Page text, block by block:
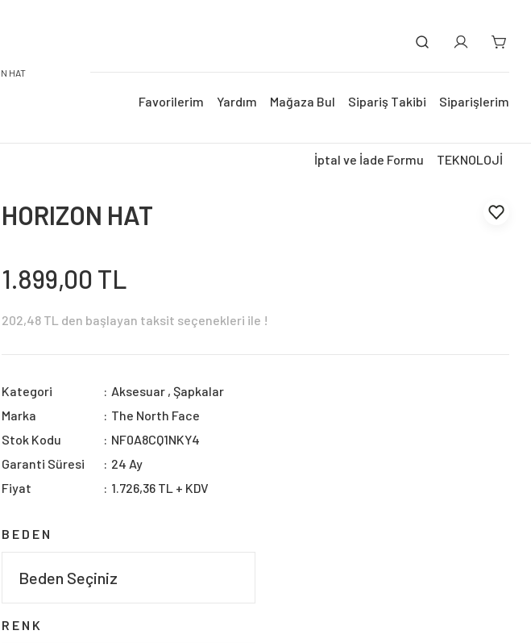
Siparişlerim
Sipariş Takibi
Mağaza Bul
Yardım
Favorilerim
TEKNOLOJİ
İptal ve İade Formu
HORIZON HAT
1.899,00 TL
202,48 TL den başlayan taksit seçenekleri ile !
Kategori Aksesuar , Şapkalar
Marka
The North Face
Stok Kodu
NF0A8CQ1NKY4
Garanti Süresi
24 Ay
Fiyat
1.726,36 TL + KDV
BEDEN
RENK